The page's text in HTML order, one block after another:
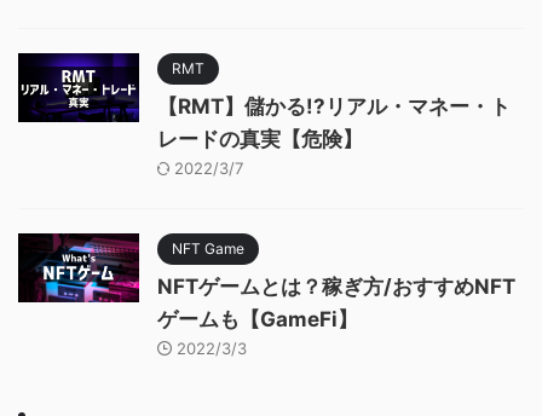
RMT
【RMT】儲かる!?リアル・マネー・ト
レードの真実【危険】
2022/3/7
NFT Game
NFTゲームとは？稼ぎ方/おすすめNFT
ゲームも【GameFi】
2022/3/3